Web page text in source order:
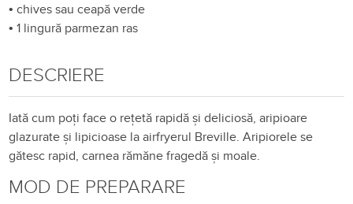
•chives sau ceapă verde
•1 lingură parmezan ras
DESCRIERE
Iată cum poți face o rețetă rapidă și deliciosă, aripioare
glazurate și lipicioase la airfryerul Breville. Aripiorele se
gătesc rapid, carnea rămăne fragedă și moale.
MOD DE PREPARARE